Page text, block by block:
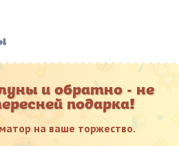
и обратно - не
подарка!
на ваше торжество.